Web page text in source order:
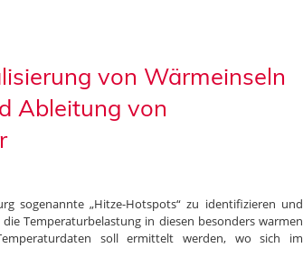
von Wärmeinseln
Ableitung von
sogenannte „Hitze-Hotspots“ zu identifizieren und
Temperaturbelastung in diesen besonders warmen
soll ermittelt werden, wo sich im